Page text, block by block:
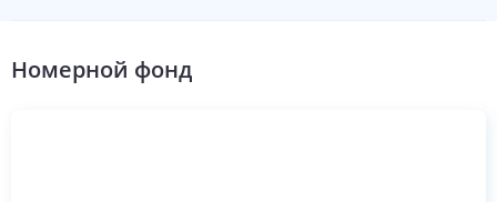
Номерной фонд